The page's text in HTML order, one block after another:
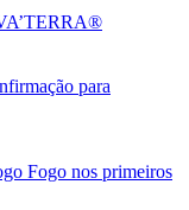
para
Fogo nos primeiros